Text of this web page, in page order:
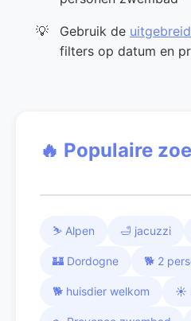
Gebruik de
filters op datum en
🔥 Populaire
⛷️ Alpen 🛁 jacuzzi
🏰 Dordogne 🐕 2
🐕 huisdier welkom ☀️